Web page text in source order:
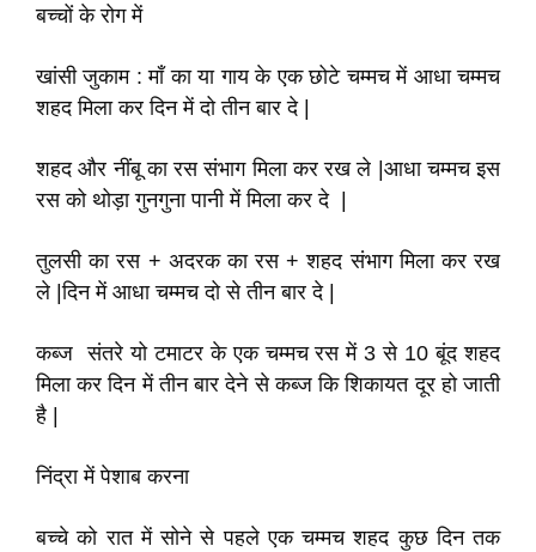
बच्चों के रोग में
खांसी जुकाम : माँ का या गाय के एक छोटे चम्मच में आधा चम्मच
शहद मिला कर दिन में दो तीन बार दे |
शहद और नींबू का रस संभाग मिला कर रख ले |आधा चम्मच इस
रस को थोड़ा गुनगुना पानी में मिला कर दे |
तुलसी का रस + अदरक का रस + शहद संभाग मिला कर रख
ले |दिन में आधा चम्मच दो से तीन बार दे |
कब्ज संतरे यो टमाटर के एक चम्मच रस में 3 से 10 बूंद शहद
मिला कर दिन में तीन बार देने से कब्ज कि शिकायत दूर हो जाती
है |
निंद्रा में पेशाब करना
बच्चे को रात में सोने से पहले एक चम्मच शहद कुछ दिन तक